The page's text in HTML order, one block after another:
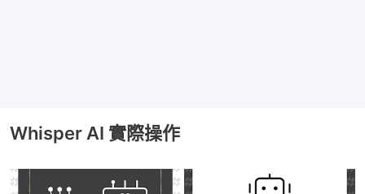
Whisper AI 實際操作